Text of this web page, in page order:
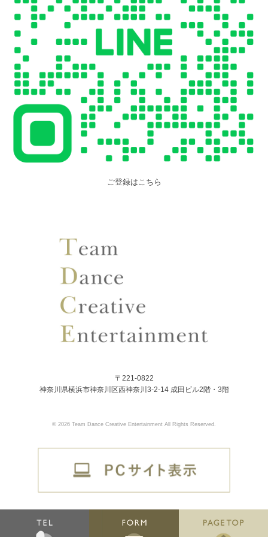
ご登録はこちら
〒221-0822
神奈川県横浜市神奈川区西神奈川3-2-14 成田ビル2階・3階
© 2026 Team Dance Creative Entertainment All Rights Reserved.